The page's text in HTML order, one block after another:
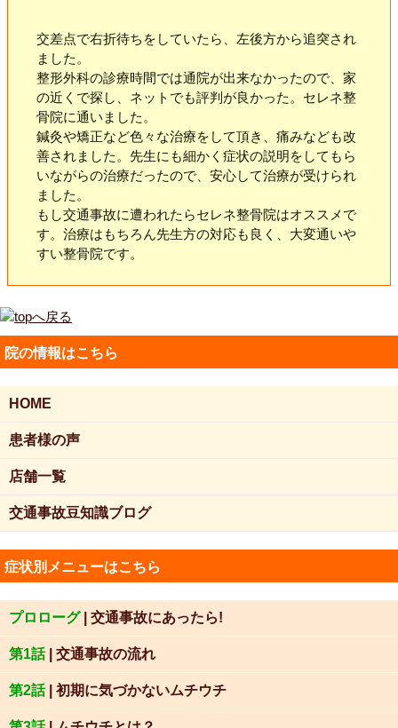
交差点で右折待ちをしていたら、左後方から追突され
ました。
整形外科の診療時間では通院が出来なかったので、家
の近くで探し、ネットでも評判が良かった。セレネ整
骨院に通いました。
鍼灸や矯正など色々な治療をして頂き、痛みなども改
善されました。先生にも細かく症状の説明をしてもら
いながらの治療だったので、安心して治療が受けられ
ました。
もし交通事故に遭われたらセレネ整骨院はオススメで
す。治療はもちろん先生方の対応も良く、大変通いや
すい整骨院です。
院の情報はこちら
HOME
患者様の声
店舗一覧
交通事故豆知識ブログ
症状別メニューはこちら
プロローグ| 交通事故にあったら!
第1話| 交通事故の流れ
第2話| 初期に気づかないムチウチ